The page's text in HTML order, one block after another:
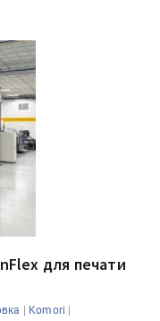
для печати
| Komori |